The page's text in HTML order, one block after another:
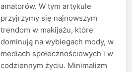
amatorów. W tym artykule
przyjrzymy się najnowszym
trendom w makijażu, które
dominują na wybiegach mody, w
mediach społecznościowych i w
codziennym życiu. Minimalizm